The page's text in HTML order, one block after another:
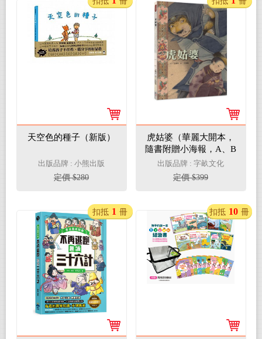
天空色的種子（新版）
出版品牌 : 小熊出版
定價 $280
虎姑婆（華麗大開本，
隨書附贈小海報，A、B
兩款隨機贈其一）
出版品牌 : 字畝文化
定價 $399
扣抵 1 冊 扣抵 10 冊